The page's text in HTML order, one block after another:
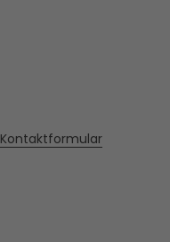
Kontaktformular